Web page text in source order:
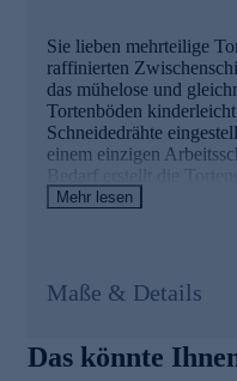
Sie lieben mehrteilige
raffinierten
das mühelose und
Tortenböden
Schneidedrähte
einem einzigen
Bedarf erstellt die
unterschiedlich dicke
hochwertigem Edelstahl.
Mehr lesen
Maße & Details
Das könnte